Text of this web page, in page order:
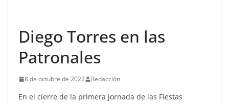
Diego Torres en las
Patronales
8 de octubre de 2022 Redacción
En el cierre de la primera jornada de las Fiestas